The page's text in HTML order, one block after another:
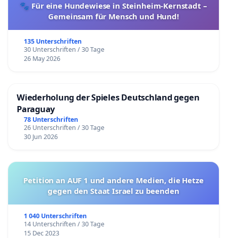
🐾 Für eine Hundewiese in Steinheim-Kernstadt –
Gemeinsam für Mensch und Hund!
135 Unterschriften
30 Unterschriften / 30 Tage
26 May 2026
Wiederholung der Spieles Deutschland gegen
Paraguay
78 Unterschriften
26 Unterschriften / 30 Tage
30 Jun 2026
Petition an AUF 1 und andere Medien, die Hetze
gegen den Staat Israel zu beenden
1 040 Unterschriften
14 Unterschriften / 30 Tage
15 Dec 2023